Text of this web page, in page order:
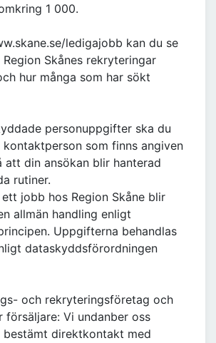
1 000.
ledigajobb kan du se
Skånes rekryteringar
hur många som har sökt
personuppgifter ska du
som finns angiven
att din ansökan blir hanterad
rutiner.
jobb hos Region Skåne blir
allmän handling enligt
Uppgifterna behandlas
dataskyddsförordningen
och rekryteringsföretag och
försäljare: Vi undanber oss
bestämt direktkontakt med